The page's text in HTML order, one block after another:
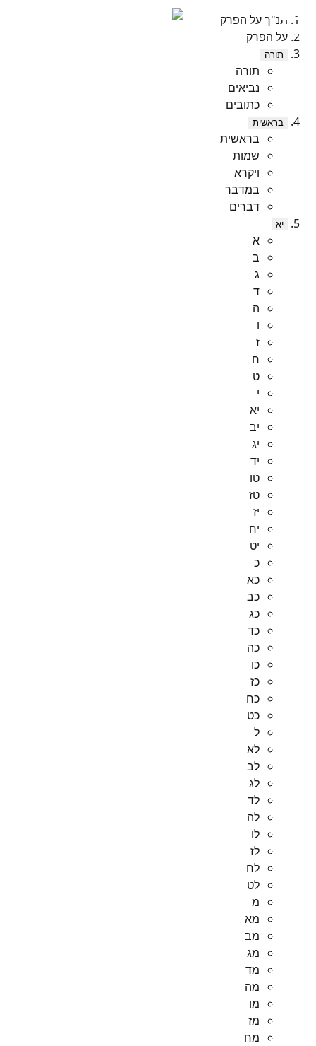
תנ"ך על הפרק
על הפרק
תורה
תורה
נביאים
כתובים
בראשית
בראשית
שמות
ויקרא
במדבר
דברים
יא
א
ב
ג
ד
ה
ו
ז
ח
ט
י
יא
יב
יג
יד
טו
טז
יז
יח
יט
כ
כא
כב
כג
כד
כה
כו
כז
כח
כט
ל
לא
לב
לג
לד
לה
לו
לז
לח
לט
מ
מא
מב
מג
מד
מה
מו
מז
מח